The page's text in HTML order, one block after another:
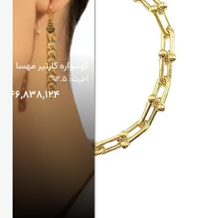
گوشواره کارتیر مهسا
اجرت: 2.5%
46,838,124 تومان